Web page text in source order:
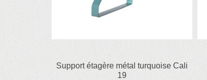
Support étagère métal turquoise Cali
19